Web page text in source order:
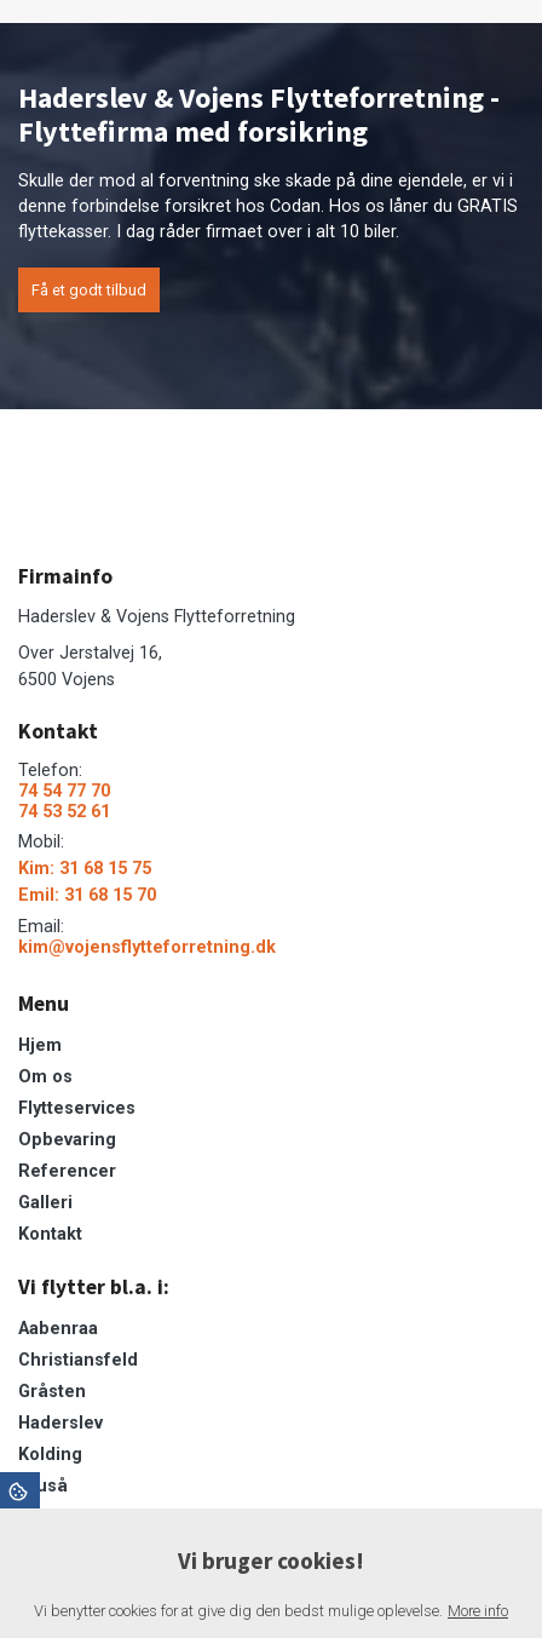
Haderslev & Vojens Flytteforretning -
Flyttefirma med forsikring
Skulle der mod al forventning ske skade på dine ejendele, er vi i
denne forbindelse forsikret hos Codan. Hos os låner du GRATIS
flyttekasser. I dag råder firmaet over i alt 10 biler.
Få et godt tilbud
Firmainfo
Haderslev & Vojens Flytteforretning
Over Jerstalvej 16,
6500 Vojens
Kontakt
Telefon:
74 54 77 70
74 53 52 61
Mobil:
Kim: 31 68 15 75
Emil: 31 68 15 70
Email:
kim@vojensflytteforretning.dk
Menu
Hjem
Om os
Flytteservices
Opbevaring
Referencer
Galleri
Kontakt
Vi flytter bl.a. i:
Aabenraa
Christiansfeld
Gråsten
Haderslev
Kolding
Kruså
Tinglev
Vi bruger cookies!
Vi benytter cookies for at give dig den bedst mulige oplevelse. More info